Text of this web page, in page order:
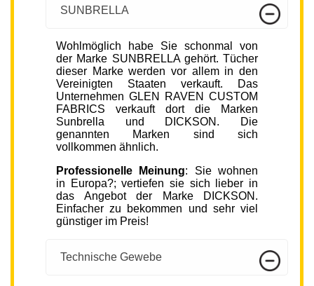
SUNBRELLA
Wohlmöglich habe Sie schonmal von
der Marke SUNBRELLA gehört. Tücher
dieser Marke werden vor allem in den
Vereinigten Staaten verkauft. Das
Unternehmen GLEN RAVEN CUSTOM
FABRICS verkauft dort die Marken
Sunbrella und DICKSON. Die
genannten Marken sind sich
vollkommen ähnlich.
Professionelle Meinung: Sie wohnen
in Europa?; vertiefen sie sich lieber in
das Angebot der Marke DICKSON.
Einfacher zu bekommen und sehr viel
günstiger im Preis!
Technische Gewebe